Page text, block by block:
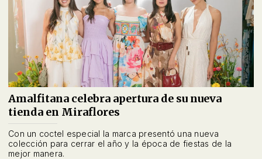
Amalfitana celebra apertura de su nueva
tienda en Miraflores
Con un coctel especial la marca presentó una nueva
colección para cerrar el año y la época de fiestas de la
mejor manera.